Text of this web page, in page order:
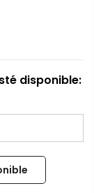
disponible: